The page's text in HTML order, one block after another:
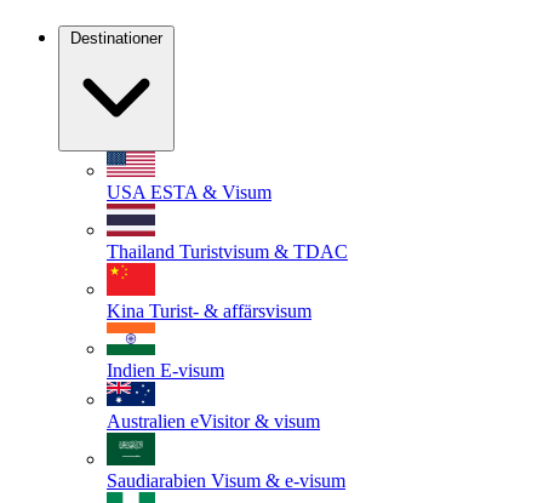
Destinationer
USA ESTA & Visum
Thailand Turistvisum & TDAC
Kina Turist- & affärsvisum
Indien E-visum
Australien eVisitor & visum
Saudiarabien Visum & e-visum